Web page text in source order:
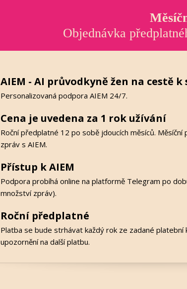
Objednávka
AIEM - AI průvodkyně žen na cestě k
Personalizovaná podpora AIEM 24/7.
Cena je uvedena za 1 rok užívání
Roční předplatné 12 po sobě jdoucích měsíců.
zpráv s AIEM.
Přístup k AIEM
Podpora probíhá online na platformě Telegram po
množství zpráv).
Roční předplatné
Platba se bude strhávat každý rok ze zadané
upozornění na další platbu.